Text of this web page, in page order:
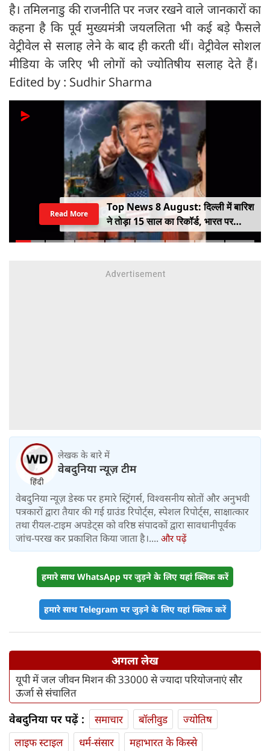
है। तमिलनाडु की राजनीति पर नजर रखने वाले जानकारों का
कहना है कि पूर्व मुख्यमंत्री जयललिता भी कई बड़े फैसले
वेट्रीवेल से सलाह लेने के बाद ही करती थीं। वेट्रीवेल सोशल
मीडिया के जरिए भी लोगों को ज्योतिषीय सलाह देते हैं।
Edited by : Sudhir Sharma
Top News 8 August: दिल्ली में बारिश
ने तोड़ा 15 साल का रिकॉर्ड, भारत पर
100% टैरिफ का खतरा; Gen Z पर कंगना
Read More
लेखक के बारे में
वेबदुनिया न्यूज़ टीम
वेबदुनिया न्यूज़ डेस्क पर हमारे स्ट्रिंगर्स, विश्वसनीय स्रोतों और अनुभवी
पत्रकारों द्वारा तैयार की गई ग्राउंड रिपोर्ट्स, स्पेशल रिपोर्ट्स, साक्षात्कार
तथा रीयल-टाइम अपडेट्स को वरिष्ठ संपादकों द्वारा सावधानीपूर्वक
जांच-परख कर प्रकाशित किया जाता है।.... और पढ़ें
हमारे साथ WhatsApp पर जुड़ने के लिए यहां क्लिक करें
हमारे साथ Telegram पर जुड़ने के लिए यहां क्लिक करें
अगला लेख
यूपी में जल जीवन मिशन की 33000 से ज्यादा परियोजनाएं सौर
ऊर्जा से संचालित
वेबदुनिया पर पढ़ें : समाचार बॉलीवुड
ज्योतिष
लाइफ स्‍टाइल
धर्म-संसार
महाभारत के किस्से